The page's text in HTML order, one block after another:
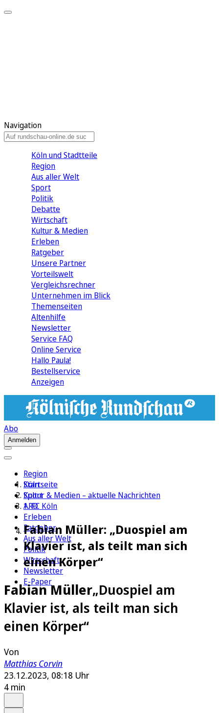
Navigation
Köln und Stadtteile
Region
Aus aller Welt
Sport
Politik
Debatte
Wirtschaft
Kultur & Medien
Erleben
Ratgeber
Unsere Partner
Vorteilswelt
Vergleichsrechner
Unternehmen im Blick
Themenseiten
Altenhilfe
Newsletter
Service FAQ
Online Service
Hallo Paula!
Bestellservice
Anzeigen
Abo
Anmelden
Region
Köln
Sport
1. FC Köln
Erleben
Ratgeber
Aus aller Welt
Politik
Wirtschaft
Newsletter
E-Paper
Startseite
Kultur & Medien – aktuelle Nachrichten
ARD
Fabian Müller: „Duospiel am
Klavier ist, als teilt man sich
einen Körper“
Fabian Müller„Duospiel am
Klavier ist, als teilt man sich
einen Körper“
Von
Matthias Corvin
23.12.2023, 08:18 Uhr
4 min